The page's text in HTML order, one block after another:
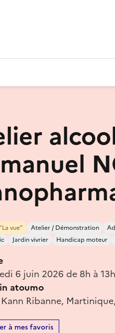
vue" Atelier / Démonstration
Jardin vivrier Handicap moteur
6 juin 2026 de 8h à 13h
atoumo
Kann Ribanne,
à mes favoris